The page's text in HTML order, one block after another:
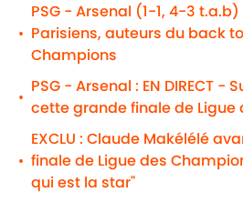
•
PSG - Arsenal (1-1, 4-3
Parisiens, auteurs du back
Champions
•
PSG - Arsenal : EN DIRECT -
cette grande finale de Ligue
•
EXCLU : Claude Makélélé
finale de Ligue des
qui est la star"